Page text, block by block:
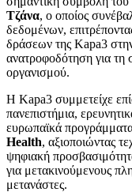
Τζάνα, ο οποίος
δεδομένων,
δράσεων της Kapa3
ανατροφοδότηση για
οργανισμού.
Η Kapa3 συμμετείχε
πανεπιστήμια,
ευρωπαϊκά
Health, αξιοποιώντας
ψηφιακή
για μετακινούμενους
μετανάστες.